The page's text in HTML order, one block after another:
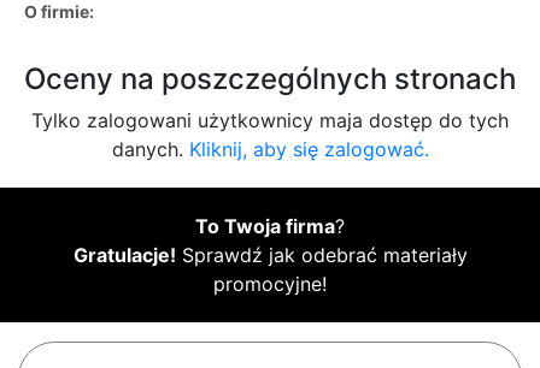
O firmie:
Oceny na poszczególnych stronach
Tylko zalogowani użytkownicy maja dostęp do tych
danych. Kliknij, aby się zalogować.
To Twoja firma?
Gratulacje! Sprawdź jak odebrać materiały
promocyjne!